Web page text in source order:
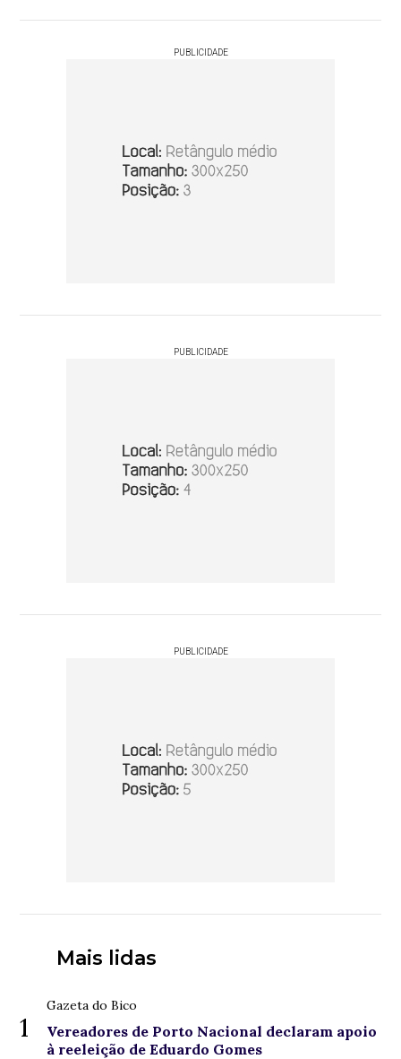
PUBLICIDADE
PUBLICIDADE
PUBLICIDADE
Mais lidas
1
Gazeta do Bico
Vereadores de Porto Nacional declaram apoio
à reeleição de Eduardo Gomes